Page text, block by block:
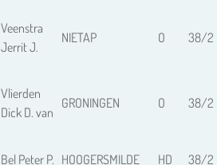
Veenstra
Jerrit J.
NIETAP O 38/2
Vlierden
Dick D. van
GRONINGEN O 38/2
Bel Peter P. HOOGERSMILDE HD 38/2